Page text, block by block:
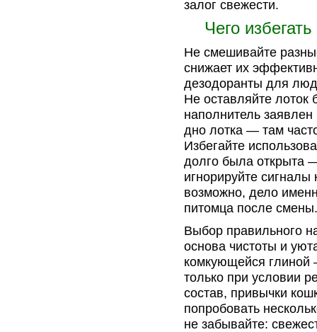
залог свежести.
Чего
Не смешивайте
снижает их
дезодоранты для
Не оставляйте
наполнитель
дно лотка — там
Избегайте
долго была открыта
игнорируйте сигналы
возможно, дело
питомца после
Выбор правильного
основа чистоты и
комкующейся глиной
только при условии
состав, привычки
попробовать
не забывайте: